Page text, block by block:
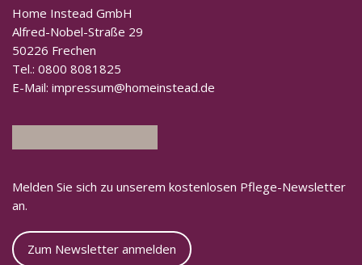
Home Instead GmbH
Alfred-Nobel-Straße 29
50226 Frechen
Tel.: 0800 8081825
E-Mail: impressum@homeinstead.de
Melden Sie sich zu unserem kostenlosen Pflege-Newsletter
an.
Zum Newsletter anmelden